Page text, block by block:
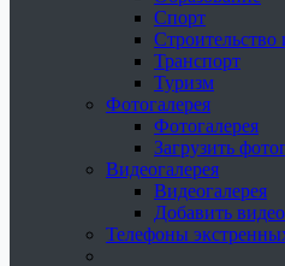
Спорт
Строительство
Транспорт
Туризм
Фотогалерея
Фотогалерея
Загрузить
Видеогалерея
Видеогалерея
Добавить видео
Телефоны